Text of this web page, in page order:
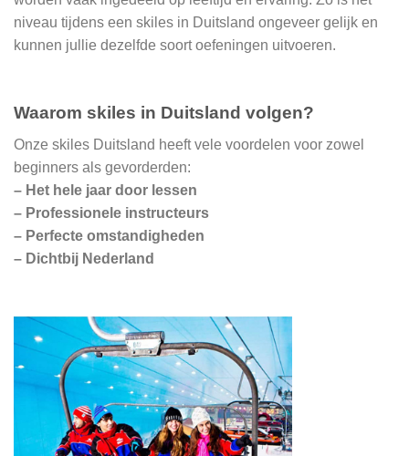
niveau tijdens een skiles in Duitsland ongeveer gelijk en
kunnen jullie dezelfde soort oefeningen uitvoeren.
Waarom skiles in Duitsland volgen?
Onze skiles Duitsland heeft vele voordelen voor zowel
beginners als gevorderden:
– Het hele jaar door lessen
– Professionele instructeurs
– Perfecte omstandigheden
– Dichtbij Nederland